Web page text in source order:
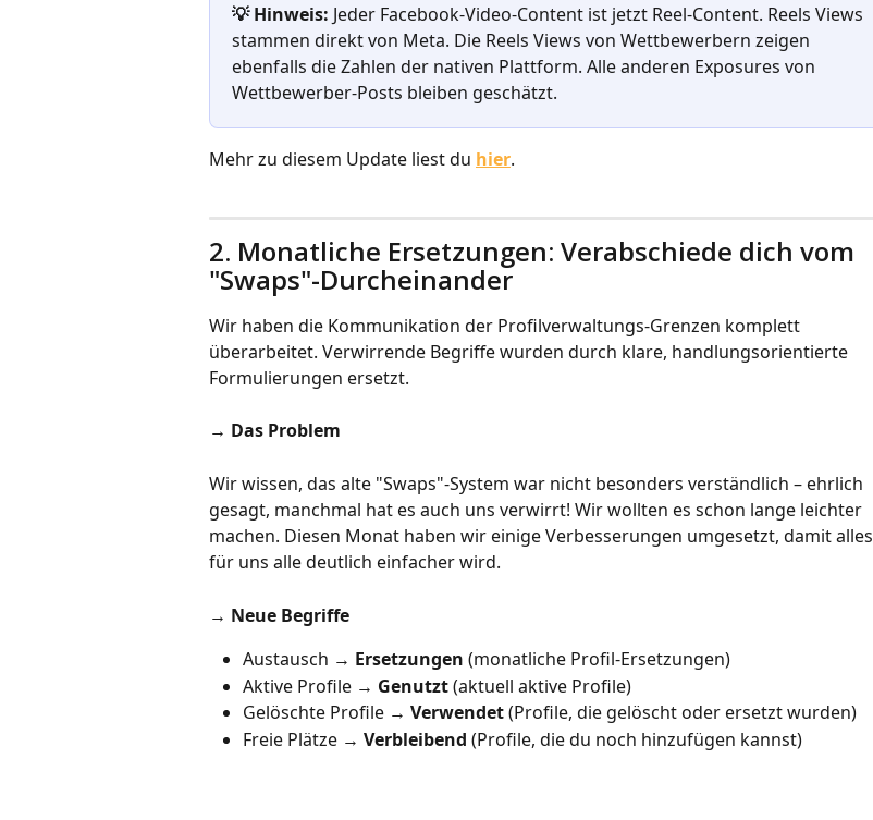
💡 Hinweis: Jeder Facebook-Video-Content ist jetzt Reel-Content. Reels Views
stammen direkt von Meta. Die Reels Views von Wettbewerbern zeigen
ebenfalls die Zahlen der nativen Plattform. Alle anderen Exposures von
Wettbewerber-Posts bleiben geschätzt.
Mehr zu diesem Update liest du hier.
2. Monatliche Ersetzungen: Verabschiede dich vom
"Swaps"-Durcheinander
Wir haben die Kommunikation der Profilverwaltungs-Grenzen komplett
überarbeitet. Verwirrende Begriffe wurden durch klare, handlungsorientierte
Formulierungen ersetzt.
→ Das Problem
Wir wissen, das alte "Swaps"-System war nicht besonders verständlich – ehrlich
gesagt, manchmal hat es auch uns verwirrt! Wir wollten es schon lange leichter
machen. Diesen Monat haben wir einige Verbesserungen umgesetzt, damit alles
für uns alle deutlich einfacher wird.
→ Neue Begriffe
Austausch → Ersetzungen (monatliche Profil-Ersetzungen)
Aktive Profile → Genutzt (aktuell aktive Profile)
Gelöschte Profile → Verwendet (Profile, die gelöscht oder ersetzt wurden)
Freie Plätze → Verbleibend (Profile, die du noch hinzufügen kannst)